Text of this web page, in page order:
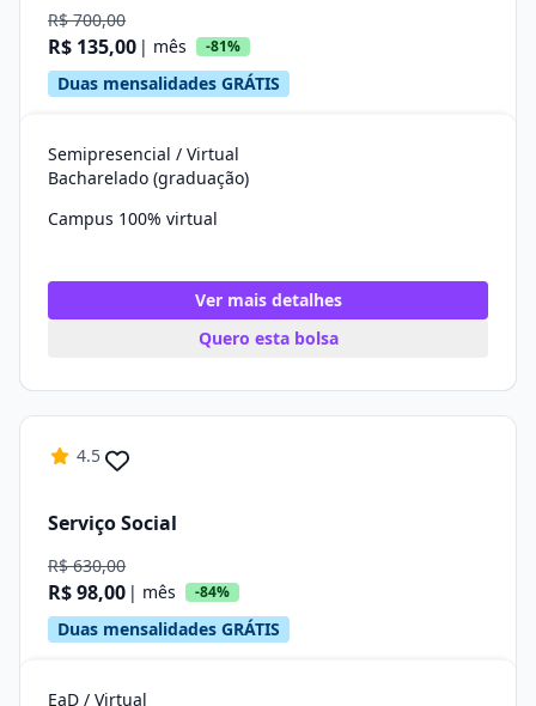
R$ 700,00
R$ 135,00 | mês -81%
Duas mensalidades GRÁTIS
Semipresencial / Virtual
Bacharelado (graduação)
Campus 100% virtual
Ver mais detalhes
Quero esta bolsa
4.5
Serviço Social
R$ 630,00
R$ 98,00 | mês -84%
Duas mensalidades GRÁTIS
EaD / Virtual